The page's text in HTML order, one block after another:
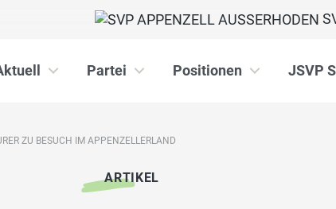
Partei Positionen JSVP
ZU BESUCH IM APPENZELLERLAND
ARTIKEL